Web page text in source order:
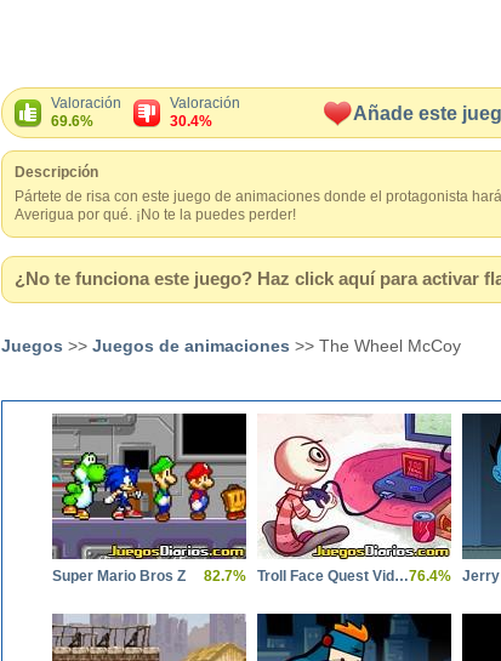
Valoración
69.6%
Valoración
30.4%
Añade este
Descripción
Pártete de risa con este juego de animaciones donde el protagonista
Averigua por qué. ¡No te la puedes perder!
¿No te funciona este juego? Haz click aquí para activar
Juegos >> Juegos de animaciones >> The Wheel McCoy
Super Mario Bros Z 82.7% Troll Face Quest Video Games76.4% Jerry